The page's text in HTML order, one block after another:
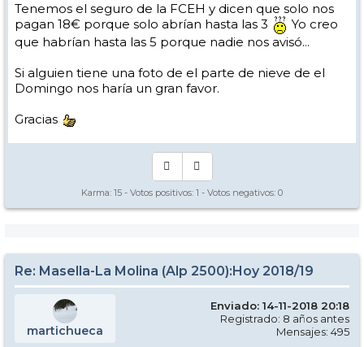
Tenemos el seguro de la FCEH y dicen que solo nos
pagan 18€ porque solo abrían hasta las 3
Yo creo
que habrían hasta las 5 porque nadie nos avisó...
Si alguien tiene una foto de el parte de nieve de el
Domingo nos haría un gran favor.
Gracias
Karma: 15 - Votos positivos: 1 - Votos negativos: 0
Re: Masella-La Molina (Alp 2500):Hoy 2018/19
martichueca
Enviado: 14-11-2018 20:18
Registrado: 8 años antes
Mensajes: 495